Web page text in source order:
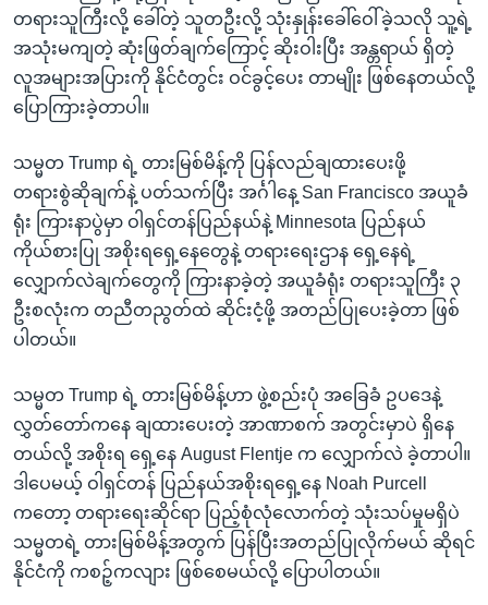
တရားသူကြီးလို့ ခေါ်တဲ့ သူတဦးလို့ သုံးနှုန်းခေါ်ဝေါ်ခဲ့သလို သူ့ရဲ့
အသုံးမကျတဲ့ ဆုံးဖြတ်ချက်ကြောင့် ဆိုးဝါးပြီး အန္တရာယ် ရှိတဲ့
လူအများအပြားကို နိုင်ငံတွင်း ဝင်ခွင့်ပေး တာမျိုး ဖြစ်နေတယ်လို့
ပြောကြားခဲ့တာပါ။
သမ္မတ Trump ရဲ့ တားမြစ်မိန့်ကို ပြန်လည်ချထားပေးဖို့
တရားစွဲဆိုချက်နဲ့ ပတ်သက်ပြီး အင်္ဂါနေ့ San Francisco အယူခံ
ရုံး ကြားနာပွဲမှာ ဝါရှင်တန်ပြည်နယ်နဲ့ Minnesota ပြည်နယ်
ကိုယ်စားပြု အစိုးရရှေ့နေတွေနဲ့ တရားရေးဌာန ရှေ့နေရဲ့
လျှောက်လဲချက်တွေကို ကြားနာခဲ့တဲ့ အယူခံရုံး တရားသူကြီး ၃
ဦးစလုံးက တညီတညွတ်ထဲ ဆိုင်းငံ့ဖို့ အတည်ပြုပေးခဲ့တာ ဖြစ်
ပါတယ်။
သမ္မတ Trump ရဲ့ တားမြစ်မိန့်ဟာ ဖွဲ့စည်းပုံ အခြေခံ ဥပဒေနဲ့
လွှတ်တော်ကနေ ချထားပေးတဲ့ အာဏာစက် အတွင်းမှာပဲ ရှိနေ
တယ်လို့ အစိုးရ ရှေ့နေ August Flentje က လျှောက်လဲ ခဲ့တာပါ။
ဒါပေမယ့် ဝါရှင်တန် ပြည်နယ်အစိုးရရှေ့နေ Noah Purcell
ကတော့ တရားရေးဆိုင်ရာ ပြည့်စုံလုံလောက်တဲ့ သုံးသပ်မှုမရှိပဲ
သမ္မတရဲ့ တားမြစ်မိန့်အတွက် ပြန်ပြီးအတည်ပြုလိုက်မယ် ဆိုရင်
နိုင်ငံကို ကစဉ့်ကလျား ဖြစ်စေမယ်လို့ ပြောပါတယ်။